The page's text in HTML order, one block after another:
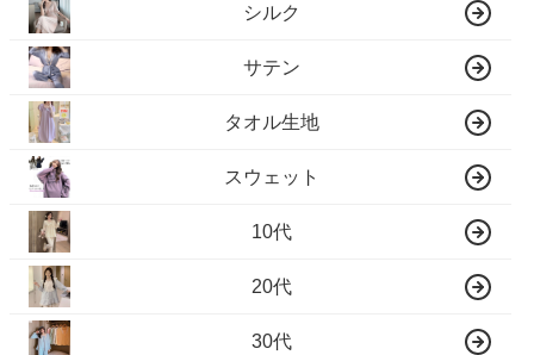
シルク
サテン
タオル生地
スウェット
10代
20代
30代